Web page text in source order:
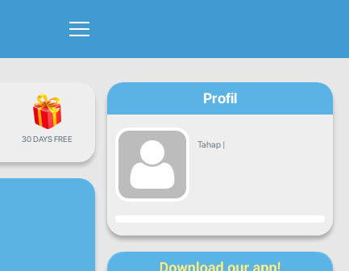
30 DAYS FREE
Profil
Tahap |
Kemajuan